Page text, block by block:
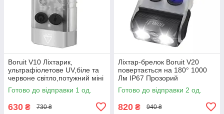
Boruit V10 Ліхтарик,
ультрафіолетове UV,біле та
червоне світло,потужний міні
ліхтар
Готово до відправки 1 од.
630 ₴ 730 ₴
Ліхтар-брелок Boruit V20
повертається на 180° 1000
Лм IP67 Прозорий
Готово до відправки 2 од.
820 ₴ 940 ₴